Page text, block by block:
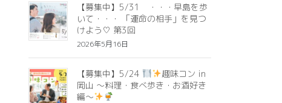
【募集中】5/31 ・・・早島を歩
いて・・・ 「運命の相手」を見つ
けよう♡ 第3回
2026年5月16日
【募集中】5/24
趣味コン in
岡山 ～料理・食べ歩き・お酒好き
編～